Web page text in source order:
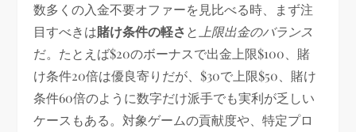
数多くの入金不要オファーを見比べる時、まず注
目すべきは賭け条件の軽さと 上限出金のバランス
だ。たとえば$20のボーナスで出金上限$100、賭
け条件20倍は優良寄りだが、$30で上限$50、賭け
条件60倍のように数字だけ派手でも実利が乏しい
ケースもある。対象ゲームの貢献度や、特定プロ